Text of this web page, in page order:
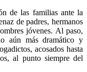
de las familias ante la
de padres, hermanos
jóvenes. Al paso,
aún más dramático y
acosados hasta
al punto siempre del